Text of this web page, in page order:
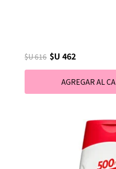
$U 616 $U 462